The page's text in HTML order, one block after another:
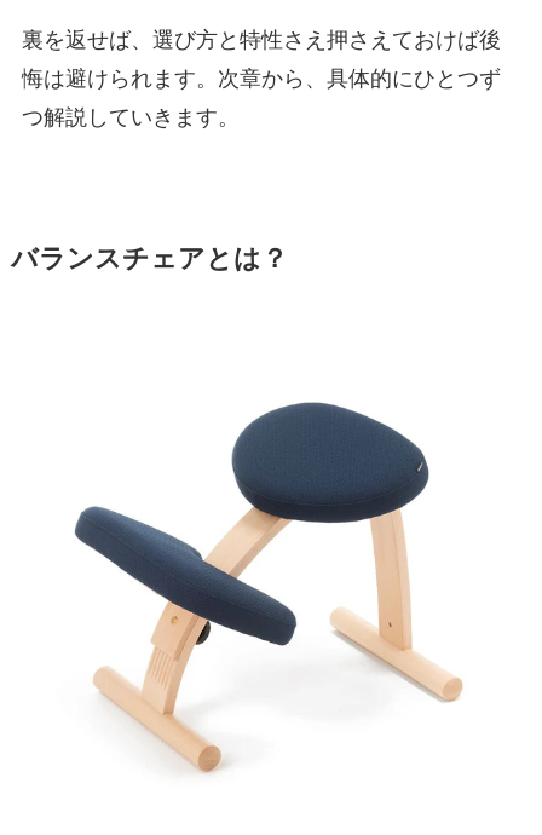
裏を返せば、選び方と特性さえ押さえておけば後
悔は避けられます。次章から、具体的にひとつず
つ解説していきます。
バランスチェアとは？